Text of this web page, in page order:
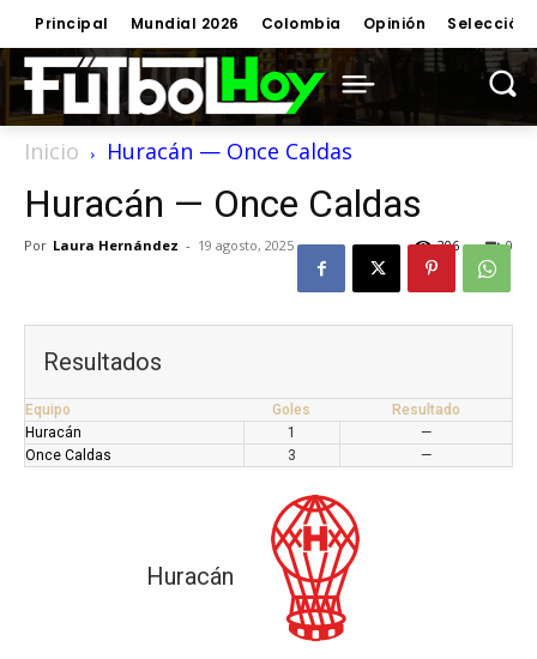
Principal Mundial 2026 Colombia Opinión Selección
Inicio Huracán — Once Caldas
Huracán — Once Caldas
Por Laura Hernández - 19 agosto, 2025 0
306
Resultados
Equipo Goles
Resultado
Huracán
1
—
Once Caldas
3 —
Huracán